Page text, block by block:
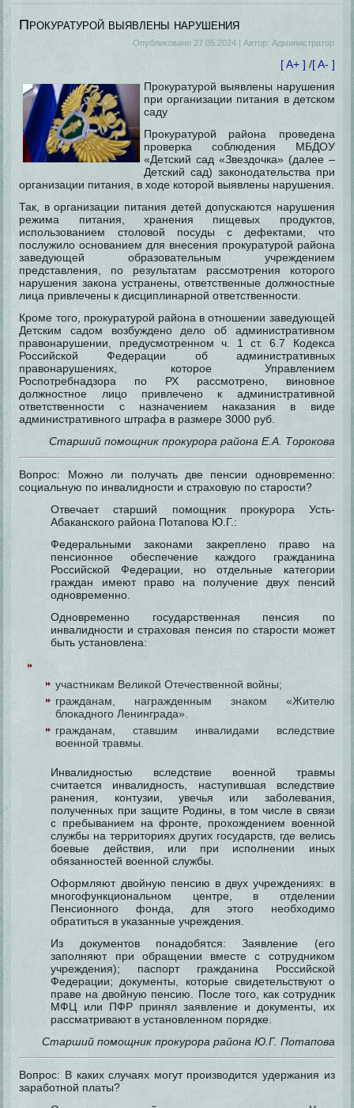
Прокуратурой выявлены нарушения
Опубликовано 27.05.2024| Автор: Администратор
[ A+ ] /[ A- ]
Прокуратурой выявлены нарушения
при организации питания в детском
саду
Прокуратурой района проведена
проверка соблюдения МБДОУ
«Детский сад «Звездочка» (далее –
Детский сад) законодательства при
организации питания, в ходе которой выявлены нарушения.
Так, в организации питания детей допускаются нарушения
режима питания, хранения пищевых продуктов,
использованием столовой посуды с дефектами, что
послужило основанием для внесения прокуратурой района
заведующей образовательным учреждением
представления, по результатам рассмотрения которого
нарушения закона устранены, ответственные должностные
лица привлечены к дисциплинарной ответственности.
Кроме того, прокуратурой района в отношении заведующей
Детским садом возбуждено дело об административном
правонарушении, предусмотренном ч. 1 ст. 6.7 Кодекса
Российской Федерации об административных
правонарушениях, которое Управлением
Роспотребнадзора по РХ рассмотрено, виновное
должностное лицо привлечено к административной
ответственности с назначением наказания в виде
административного штрафа в размере 3000 руб.
Старший помощник прокурора района Е.А. Торокова
Вопрос: Можно ли получать две пенсии одновременно:
социальную по инвалидности и страховую по старости?
Отвечает старший помощник прокурора Усть-
Абаканского района Потапова Ю.Г.:
Федеральными законами закреплено право на
пенсионное обеспечение каждого гражданина
Российской Федерации, но отдельные категории
граждан имеют право на получение двух пенсий
одновременно.
Одновременно государственная пенсия по
инвалидности и страховая пенсия по старости может
быть установлена:
участникам Великой Отечественной войны;
гражданам, награжденным знаком «Жителю
блокадного Ленинграда».
гражданам, ставшим инвалидами вследствие
военной травмы.
Инвалидностью вследствие военной травмы
считается инвалидность, наступившая вследствие
ранения, контузии, увечья или заболевания,
полученных при защите Родины, в том числе в связи
с пребыванием на фронте, прохождением военной
службы на территориях других государств, где велись
боевые действия, или при исполнении иных
обязанностей военной службы.
Оформляют двойную пенсию в двух учреждениях: в
многофункциональном центре, в отделении
Пенсионного фонда, для этого необходимо
обратиться в указанные учреждения.
Из документов понадобятся: Заявление (его
заполняют при обращении вместе с сотрудником
учреждения); паспорт гражданина Российской
Федерации; документы, которые свидетельствуют о
праве на двойную пенсию. После того, как сотрудник
МФЦ или ПФР принял заявление и документы, их
рассматривают в установленном порядке.
Старший помощник прокурора района Ю.Г. Потапова
Вопрос: В каких случаях могут производится удержания из
заработной платы?